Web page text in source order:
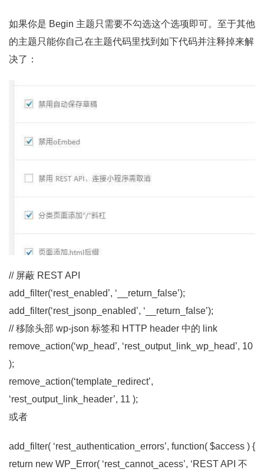
如果你是 Begin 主题只需要不勾选这个选项即可。至于其他
的主题只能你自己在主题代码里找到如下代码并注释掉来解
决了：
// 屏蔽 REST API
add_filter(‘rest_enabled’, ‘__return_false’);
add_filter(‘rest_jsonp_enabled’, ‘__return_false’);
// 移除头部 wp-json 标签和 HTTP header 中的 link
remove_action(‘wp_head’, ‘rest_output_link_wp_head’, 10
);
remove_action(‘template_redirect’,
‘rest_output_link_header’, 11 );
或者
add_filter( ‘rest_authentication_errors’, function( $access ) {
return new WP_Error( ‘rest_cannot_acess’, ‘REST API 不